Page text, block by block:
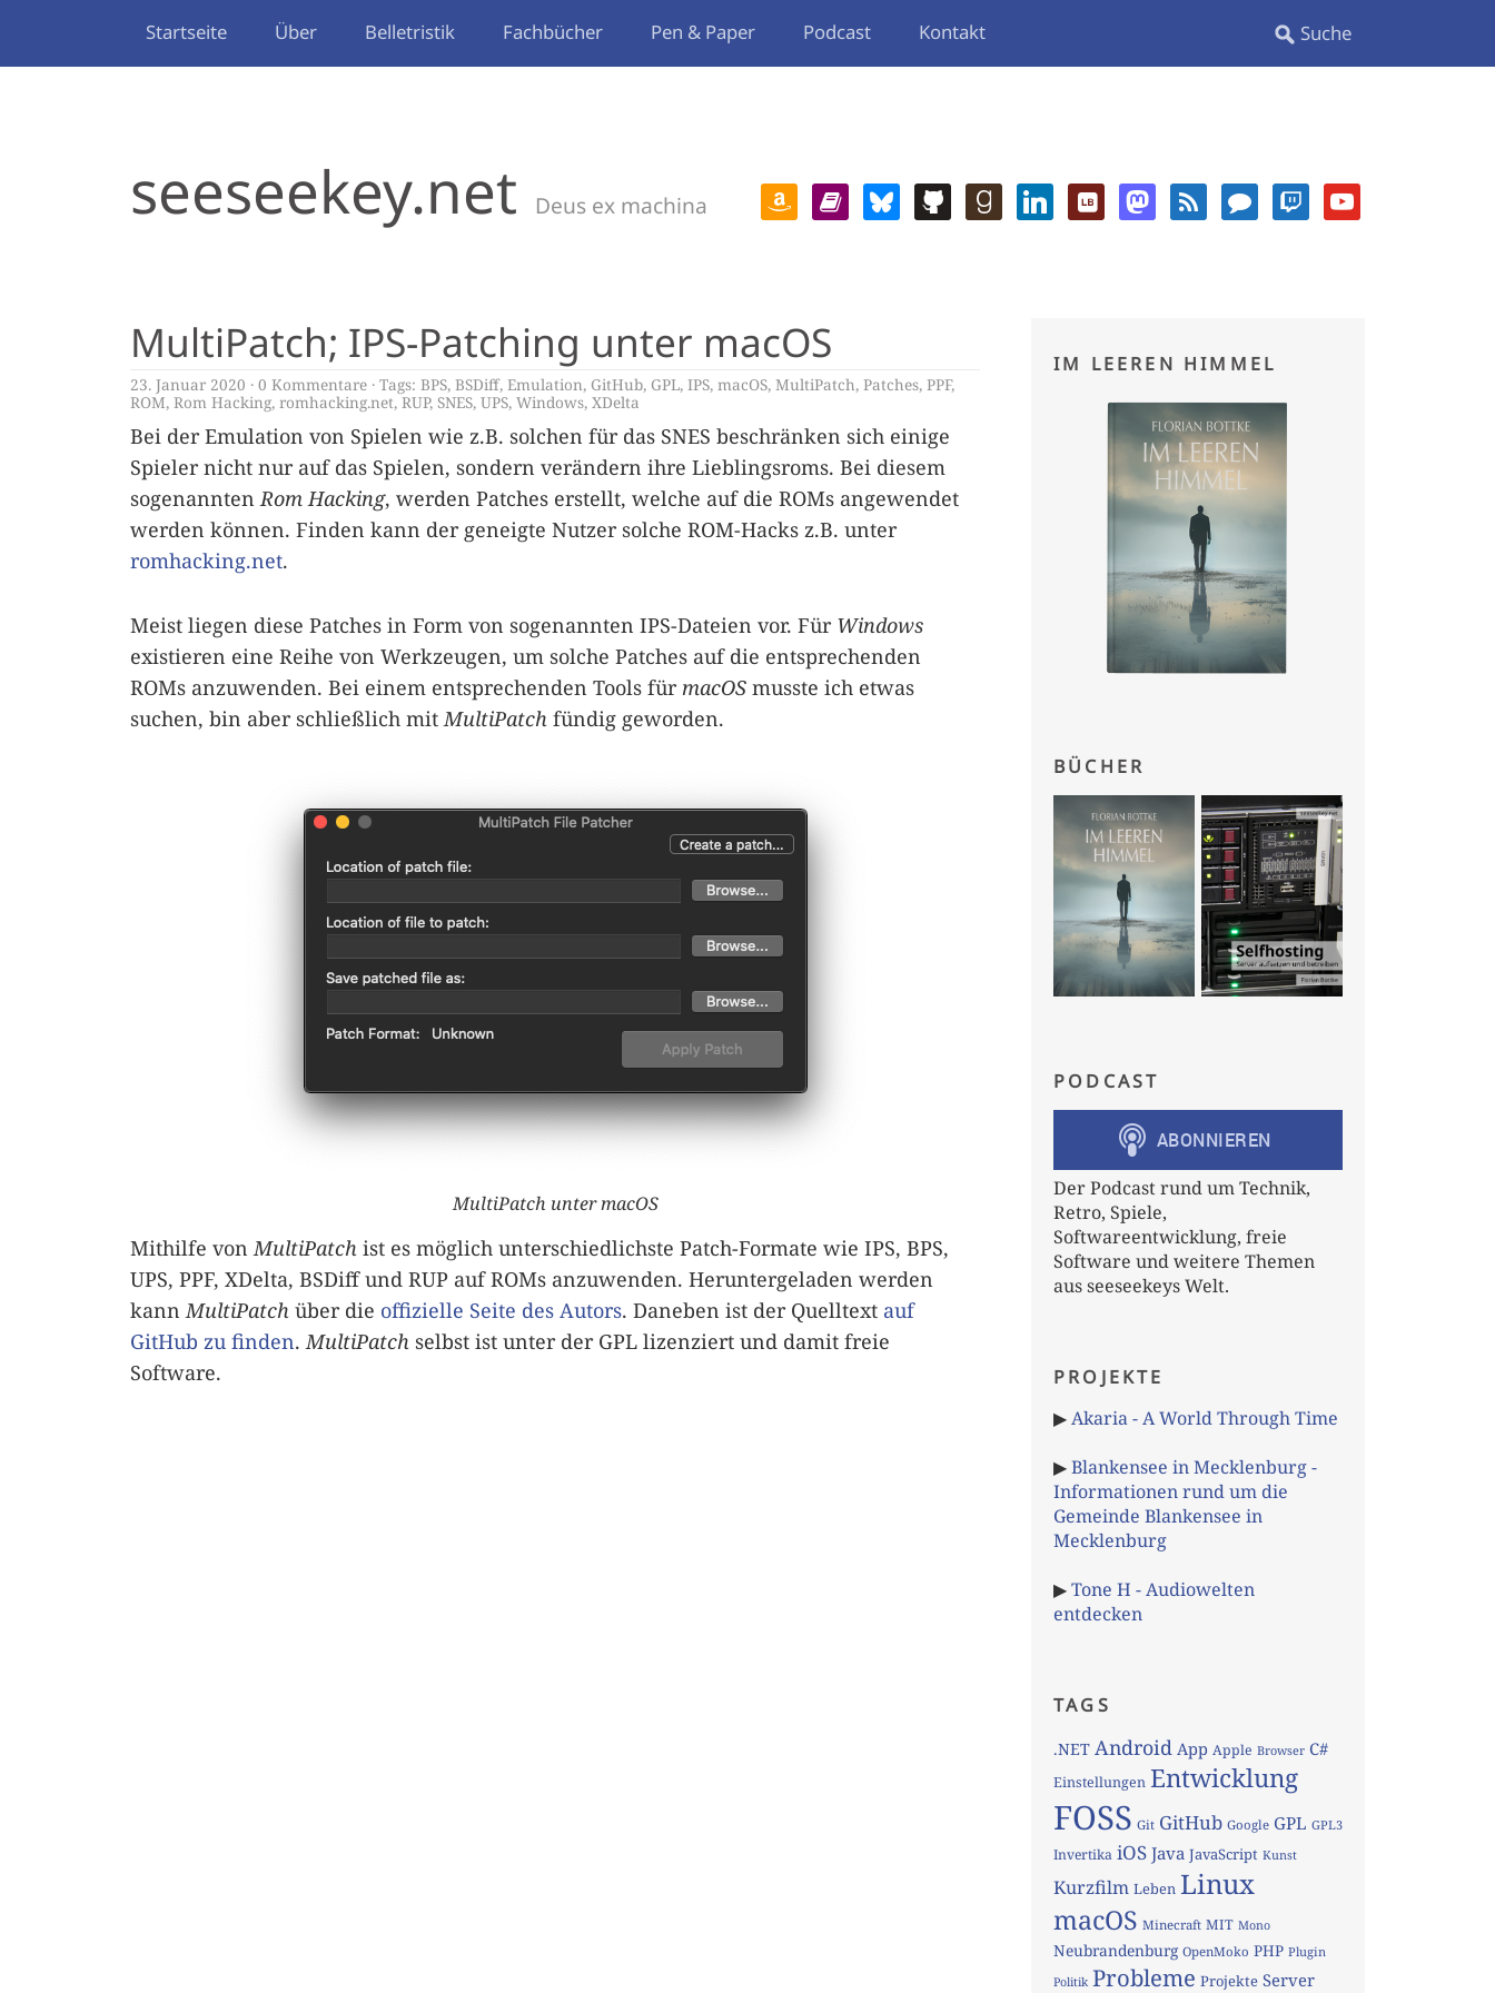
Startseite Über Belletristik Fachbücher Pen & Paper Podcast Kontakt
seeseekey.net Deus ex machina
MultiPatch; IPS-Patching unter macOS
23. Januar 2020 0 Kommentare Tags: BPS, BSDiff, Emulation, GitHub, GPL, IPS, macOS, MultiPatch, Patches, PPF,
ROM, Rom Hacking, romhacking.net,RUP, SNES, UPS, Windows, XDelta
Bei der Emulation von Spielen wie z.B. solchen für das SNES beschränken sich einige
Spieler nicht nur auf das Spielen, sondern verändern ihre Lieblingsroms. Bei diesem
sogenanntenRom Hacking, werden Patches erstellt, welche auf die ROMs angewendet
werden können. Finden kann der geneigte Nutzer solche ROM-Hacks z.B. unter
romhacking.net.
Meist liegen diese Patches in Form von sogenannten IPS-Dateien vor. Für Windows
existieren eine Reihe von Werkzeugen, um solche Patches auf die entsprechenden
ROMs anzuwenden. Bei einem entsprechenden Tools für macOS musste ich etwas
suchen, bin aber schließlich mitMultiPatch fündig geworden.
MultiPatch unter macOS
Mithilfe vonMultiPatch ist es möglich unterschiedlichste Patch-Formate wie IPS, BPS,
UPS, PPF, XDelta, BSDiff und RUP auf ROMs anzuwenden. Heruntergeladen werden
kannMultiPatch über die offizielle Seite des Autors. Daneben ist der Quelltext auf
GitHub zu finden.MultiPatch selbst ist unter der GPL lizenziert und damit freie
Software.
IM LEEREN HIMMEL
BÜCHER
PODCAST
Der Podcast rund um Technik,
Retro, Spiele,
Softwareentwicklung, freie
Software und weitere Themen
aus seeseekeys Welt.
PROJEKTE
▶Akaria - A World Through Time
▶Blankensee in Mecklenburg -
Informationen rund um die
Gemeinde Blankensee in
Mecklenburg
▶Tone H - Audiowelten
entdecken
TAGS
.NET Android App Apple Browser C#
Einstellungen Entwicklung
FOSS Git GitHub Google GPL GPL3
Invertika iOS Java JavaScript Kunst
Kurzfilm Leben Linux
macOS Minecraft MIT Mono
Neubrandenburg OpenMoko PHP Plugin
Politik Probleme Projekte Server